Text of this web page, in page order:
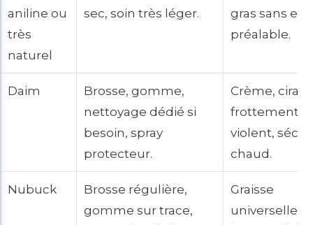
aniline ou
très
naturel
sec, soin très léger.
gras sans
préalable.
Daim
Brosse, gomme,
nettoyage dédié si
besoin, spray
protecteur.
Crème,
frottement
violent,
chaud.
Nubuck
Brosse régulière,
gomme sur trace,
Graisse
universelle,